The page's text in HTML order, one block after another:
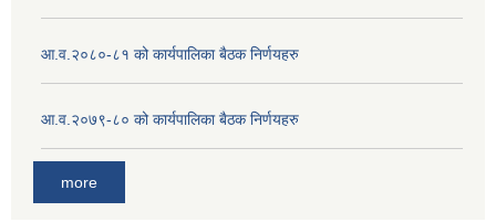
आ.व.२०८०-८१ को कार्यपालिका बैठक निर्णयहरु
आ.व.२०७९-८० को कार्यपालिका बैठक निर्णयहरु
more